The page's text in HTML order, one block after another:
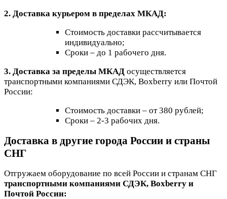
2. Доставка курьером в пределах МКАД:
Стоимость доставки рассчитывается
индивидуально;
Сроки – до 1 рабочего дня.
3. Доставка за пределы МКАД осуществляется
транспортными компаниями СДЭК, Boxberry или Почтой
России:
Стоимость доставки – от 380 рублей;
Сроки – 2-3 рабочих дня.
Доставка в другие города России и страны
СНГ
Отгружаем оборудование по всей России и странам СНГ
транспортными компаниями СДЭК, Boxberry и
Почтой России: